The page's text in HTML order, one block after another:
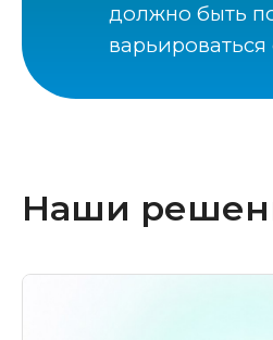
должно быть
Наши